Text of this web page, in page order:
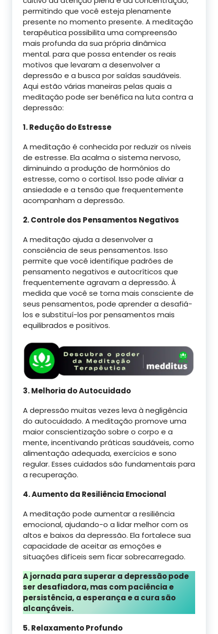
permitindo que você esteja plenamente
presente no momento presente. A meditação
terapêutica possibilita uma compreensão
mais profunda da sua própria dinâmica
mental. para que possa entender os reais
motivos que levaram a desenvolver a
depressão e a busca por saídas saudáveis.
Aqui estão várias maneiras pelas quais a
meditação pode ser benéfica na luta contra a
depressão:
1. Redução do Estresse
A meditação é conhecida por reduzir os níveis
de estresse. Ela acalma o sistema nervoso,
diminuindo a produção de hormônios do
estresse, como o cortisol. Isso pode aliviar a
ansiedade e a tensão que frequentemente
acompanham a depressão.
2. Controle dos Pensamentos Negativos
A meditação ajuda a desenvolver a
consciência de seus pensamentos. Isso
permite que você identifique padrões de
pensamento negativos e autocríticos que
frequentemente agravam a depressão. À
medida que você se torna mais consciente de
seus pensamentos, pode aprender a desafiá-
los e substituí-los por pensamentos mais
equilibrados e positivos.
3. Melhoria do Autocuidado
A depressão muitas vezes leva à negligência
do autocuidado. A meditação promove uma
maior conscientização sobre o corpo e a
mente, incentivando práticas saudáveis, como
alimentação adequada, exercícios e sono
regular. Esses cuidados são fundamentais para
a recuperação.
4. Aumento da Resiliência Emocional
A meditação pode aumentar a resiliência
emocional, ajudando-o a lidar melhor com os
altos e baixos da depressão. Ela fortalece sua
capacidade de aceitar as emoções e
situações difíceis sem ficar sobrecarregado.
A jornada para superar a depressão pode
ser desafiadora, mas com paciência e
persistência, a esperança e a cura são
alcançáveis.
5. Relaxamento Profundo